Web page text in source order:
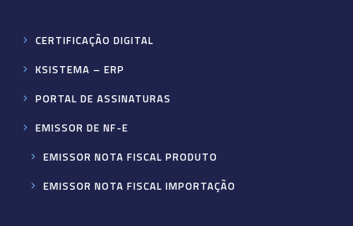
CERTIFICAÇÃO DIGITAL
KSISTEMA – ERP
PORTAL DE ASSINATURAS
EMISSOR DE NF-E
EMISSOR NOTA FISCAL PRODUTO
EMISSOR NOTA FISCAL IMPORTAÇÃO